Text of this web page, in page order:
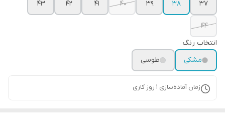
۳۷
38 ۳۹ ۴۰ ۴۱ ۴۲ ۴۳
۴۴
انتخاب رنگ
مشکی
طوسی
زمان آماده‌سازی 1 روز کاری